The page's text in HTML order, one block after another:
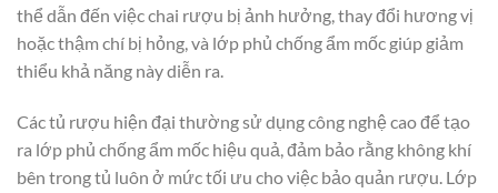
thể dẫn đến việc chai rượu bị ảnh hưởng, thay đổi hương vị
hoặc thậm chí bị hỏng, và lớp phủ chống ẩm mốc giúp giảm
thiểu khả năng này diễn ra.
Các tủ rượu hiện đại thường sử dụng công nghệ cao để tạo
ra lớp phủ chống ẩm mốc hiệu quả, đảm bảo rằng không khí
bên trong tủ luôn ở mức tối ưu cho việc bảo quản rượu. Lớp